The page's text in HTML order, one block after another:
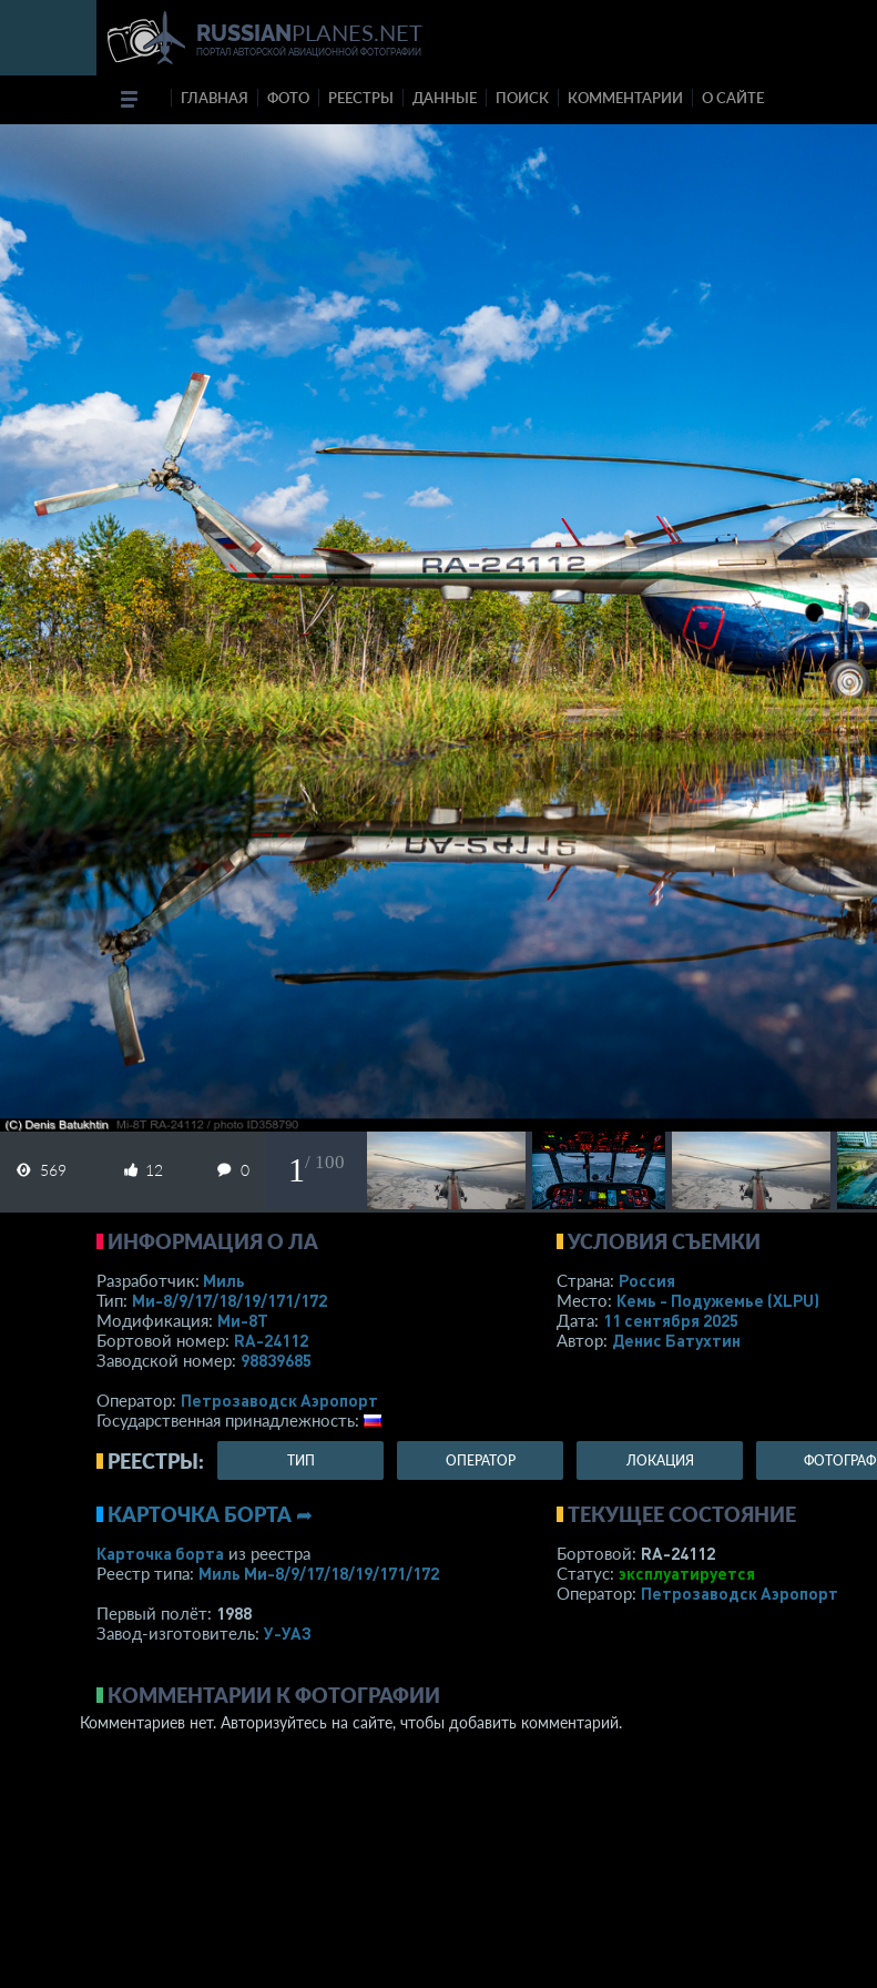
RUSSIANPLANES.NET
ПОРТАЛ АВТОРСКОЙ АВИАЦИОННОЙ ФОТОГРАФИИ
ГЛАВНАЯ ФОТО РЕЕСТРЫ ДАННЫЕ ПОИСК КОММЕНТАРИИ О САЙТЕ
569 12 0 1 / 100
ИНФОРМАЦИЯ О ЛА
Разработчик: Миль
Тип: Ми-8/9/17/18/19/171/172
Модификация: Ми-8Т
Бортовой номер: RA-24112
Заводской номер: 98839685
Оператор: Петрозаводск Аэропорт
Государственная принадлежность:
УСЛОВИЯ СЪЕМКИ
Страна: Россия
Место: Кемь - Подужемье (XLPU)
Дата: 11 сентября 2025
Автор: Денис Батухтин
РЕЕСТРЫ: ТИП ОПЕРАТОР ЛОКАЦИЯ ФОТОГРАФ
КАРТОЧКА БОРТА ➦
Карточка борта из реестра
Реестр типа: Миль Ми-8/9/17/18/19/171/172
Первый полёт: 1988
Завод-изготовитель: У-УАЗ
ТЕКУЩЕЕ СОСТОЯНИЕ
Бортовой: RA-24112
Статус: эксплуатируется
Оператор: Петрозаводск Аэропорт
КОММЕНТАРИИ К ФОТОГРАФИИ
Комментариев нет. Авторизуйтесь на сайте, чтобы добавить комментарий.